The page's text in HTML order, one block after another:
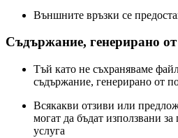
Външните връзки се
Съдържание, генерирано
Тъй като не съхраняваме
съдържание, генерирано от
Всякакви отзиви или
могат да бъдат използвани
услуга